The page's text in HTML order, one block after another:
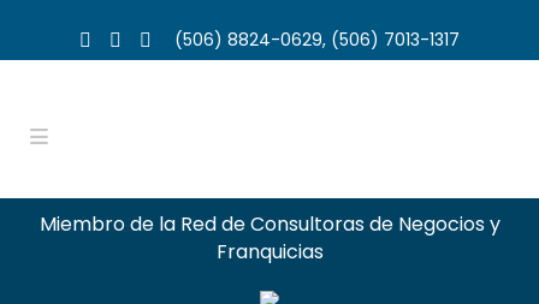
(506) 8824-0629, (506) 7013-1317
Miembro de la Red de Consultoras de Negocios y
Franquicias